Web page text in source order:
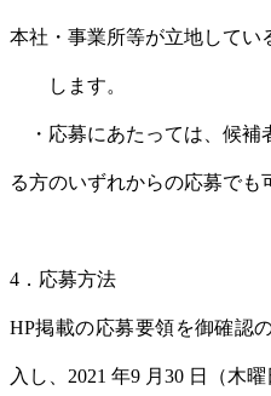
本社・事業所等が立地してい
します。
・応募にあたっては、候補
る方のいずれからの応募でも
4．応募方法
HP掲載の応募要領を御確認
入し、2021 年9 月30 日（木曜